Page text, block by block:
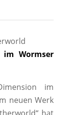
im Wormser
im
neuen Werk
hat